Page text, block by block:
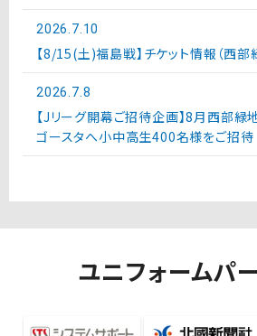
2026.7.10
【8/15(土)福島戦】チケット情報（西部
2026.7.8
【Jリーグ開幕ご招待企画】8月西部緑
ゴースタへ小中高生400名様をご招待
ユニフォームパ